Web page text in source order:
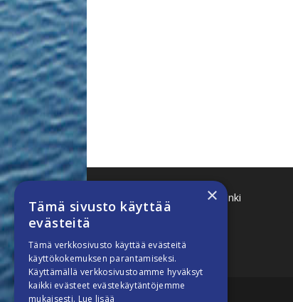
Käenkuja 8 A 47 00500 Helsinki
www.finnboat.fi
×
Tämä sivusto käyttää
evästeitä
Tämä verkkosivusto käyttää evästeitä
käyttökokemuksen parantamiseksi.
Käyttämällä verkkosivustoamme hyväksyt
kaikki evästeet evästekäytäntöjemme
mukaisesti. Lue lisää